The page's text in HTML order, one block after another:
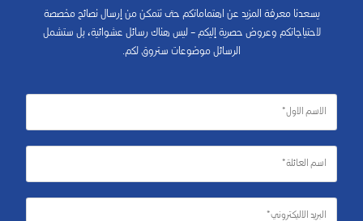
يسعدنا معرفة المزيد عن اهتماماتكم حتى نتمكن من إرسال نصائح مخصصة
لاحتياجاتكم وعروض حصرية إليكم – ليس هناك رسائل عشوائية، بل ستشمل
الرسائل موضوعات ستروق لكم.